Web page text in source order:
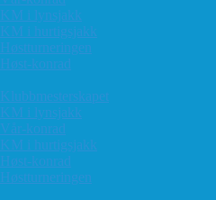
KM i lynsjakk
KM i hurtigsjakk
Høstturneringen
Høst-konrad
Klubbmesterskapet
KM i lynsjakk
Vår-konrad
KM i hurtigsjakk
Høst-konrad
Høstturneringen